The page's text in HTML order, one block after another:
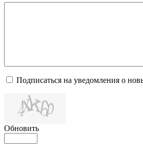
Подписаться на уведомления о
Обновить